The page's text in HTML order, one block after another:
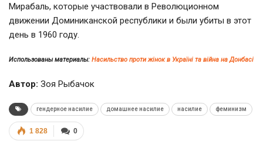
Мирабаль, которые участвовали в Революционном
движении Доминиканской республики и были убиты в этот
день в 1960 году.
Использованы материалы: Насильство проти жінок в Україні та війна на Донбасі
Автор: Зоя Рыбачок
гендерное насилие домашнее насилие насилие феминизм
0
1 828